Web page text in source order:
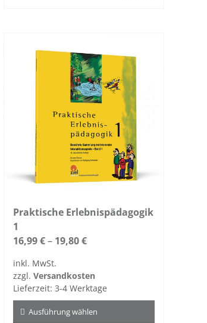
Varianten
Produktseite
gewählt
werden
Praktische Erlebnispädagogik
1
16,99€– 19,80€
inkl. MwSt.
zzgl. Versandkosten
Lieferzeit: 3-4 Werktage
Ausführung wählen